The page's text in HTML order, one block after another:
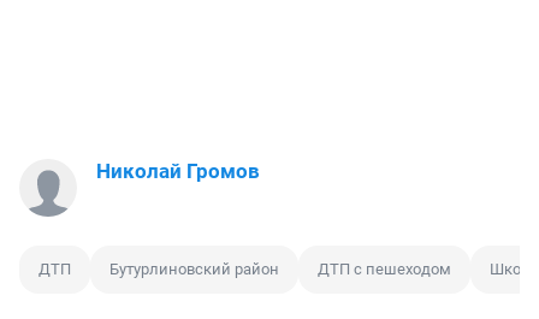
Николай Громов
ДТП Бутурлиновский район ДТП с пешеходом